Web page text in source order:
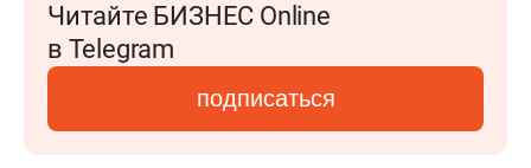
Читайте БИЗНЕС Online
в Telegram
подписаться